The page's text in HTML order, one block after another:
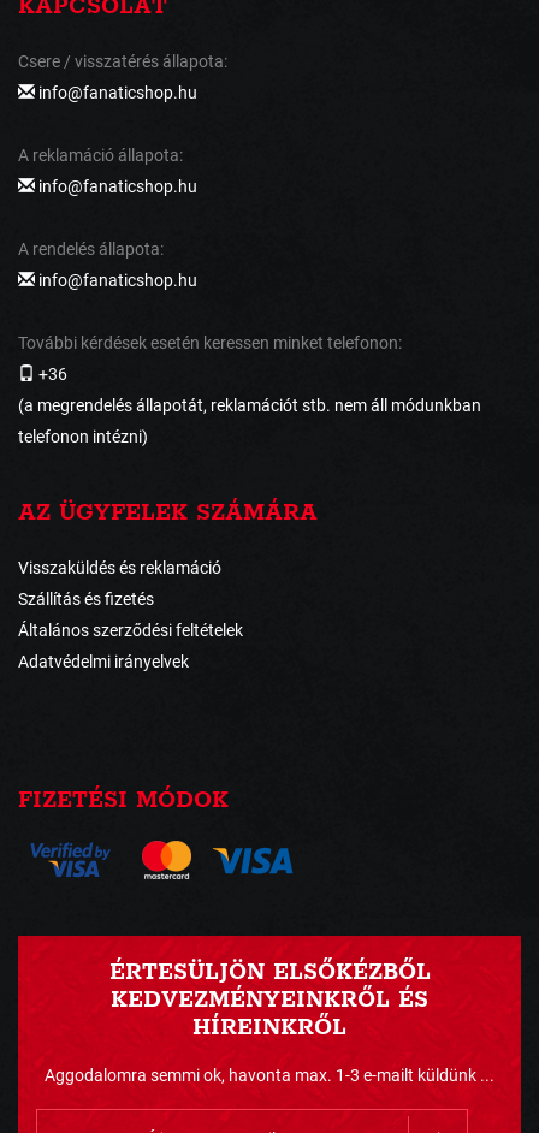
KAPCSOLAT
Csere / visszatérés állapota:
info@fanaticshop.hu
A reklamáció állapota:
info@fanaticshop.hu
A rendelés állapota:
info@fanaticshop.hu
További kérdések esetén keressen minket telefonon:
+36
(a megrendelés állapotát, reklamációt stb. nem áll módunkban
telefonon intézni)
AZ ÜGYFELEK SZÁMÁRA
Visszaküldés és reklamáció
Szállítás és fizetés
Általános szerződési feltételek
Adatvédelmi irányelvek
FIZETÉSI MÓDOK
ÉRTESÜLJÖN ELSŐKÉZBŐL
KEDVEZMÉNYEINKRŐL ÉS
HÍREINKRŐL
Aggodalomra semmi ok, havonta max. 1-3 e-mailt küldünk ...